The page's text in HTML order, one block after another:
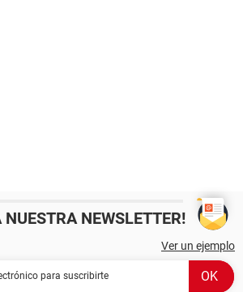
NUESTRA NEWSLETTER!
Ver un ejemplo